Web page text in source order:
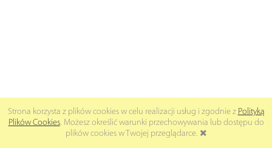
Strona korzysta z plików cookies w celu realizacji usług i zgodnie z Polityką
Plików Cookies. Możesz określić warunki przechowywania lub dostępu do
plików cookies w Twojej przeglądarce.